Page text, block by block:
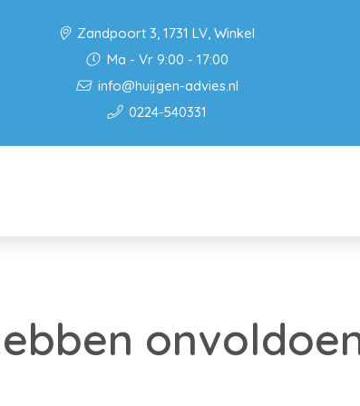
Zandpoort 3, 1731 LV, Winkel
Ma - Vr 9:00 - 17:00
info@huijgen-advies.nl
0224-540331